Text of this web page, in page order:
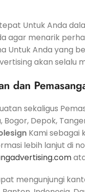
Untuk Anda
agar menarik
Untuk Anda yang
akan selalu
dan
sekaligus
Depok,
Kami sebagai
lebih lanjut di
mengunjungi